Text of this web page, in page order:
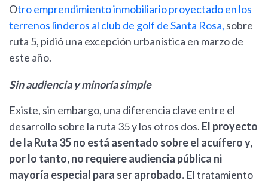
Otro emprendimiento inmobiliario proyectado en los
terrenos linderos al club de golf de Santa Rosa, sobre
ruta 5, pidió una excepción urbanística en marzo de
este año.
Sin audiencia y minoría simple
Existe, sin embargo, una diferencia clave entre el
desarrollo sobre la ruta 35 y los otros dos. El proyecto
de la Ruta 35 no está asentado sobre el acuífero y,
por lo tanto, no requiere audiencia pública ni
mayoría especial para ser aprobado. El tratamiento